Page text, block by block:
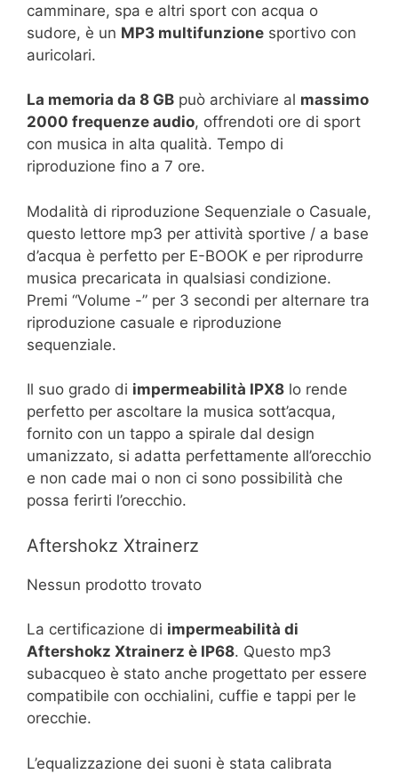
camminare, spa e altri sport con acqua o
sudore, è un MP3 multifunzione sportivo con
auricolari.
La memoria da 8 GB può archiviare al massimo
2000 frequenze audio, offrendoti ore di sport
con musica in alta qualità. Tempo di
riproduzione fino a 7 ore.
Modalità di riproduzione Sequenziale o Casuale,
questo lettore mp3 per attività sportive / a base
d’acqua è perfetto per E-BOOK e per riprodurre
musica precaricata in qualsiasi condizione.
Premi “Volume -” per 3 secondi per alternare tra
riproduzione casuale e riproduzione
sequenziale.
Il suo grado di impermeabilità IPX8 lo rende
perfetto per ascoltare la musica sott’acqua,
fornito con un tappo a spirale dal design
umanizzato, si adatta perfettamente all’orecchio
e non cade mai o non ci sono possibilità che
possa ferirti l’orecchio.
Aftershokz Xtrainerz
Nessun prodotto trovato
La certificazione di impermeabilità di
Aftershokz Xtrainerz è IP68. Questo mp3
subacqueo è stato anche progettato per essere
compatibile con occhialini, cuffie e tappi per le
orecchie.
L’equalizzazione dei suoni è stata calibrata